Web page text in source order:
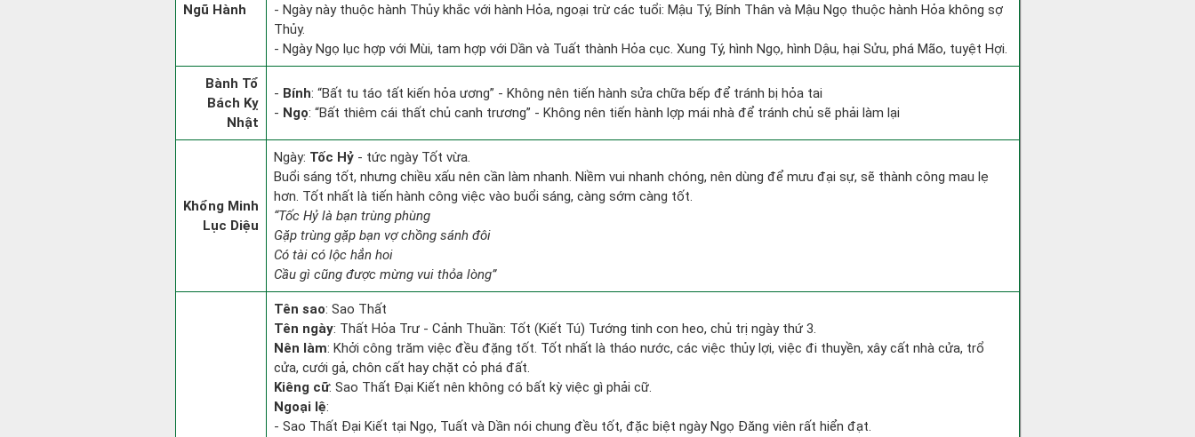
Ngũ Hành
- Ngày này thuộc hành Thủy khắc với hành Hỏa, ngoại trừ các tuổi: Mậu Tý, Bính Thân và Mậu Ngọ thuộc hành Hỏa không sợ
Thủy.
- Ngày Ngọ lục hợp với Mùi, tam hợp với Dần và Tuất thành Hỏa cục. Xung Tý, hình Ngọ, hình Dậu, hại Sửu, phá Mão, tuyệt Hợi.
Bành Tổ
Bách Kỵ
Nhật
- Bính: “Bất tu táo tất kiến hỏa ương” - Không nên tiến hành sửa chữa bếp để tránh bị hỏa tai
- Ngọ: “Bất thiêm cái thất chủ canh trương” - Không nên tiến hành lợp mái nhà để tránh chủ sẽ phải làm lại
Khổng Minh
Lục Diệu
Ngày: Tốc Hỷ - tức ngày Tốt vừa.
Buổi sáng tốt, nhưng chiều xấu nên cần làm nhanh. Niềm vui nhanh chóng, nên dùng để mưu đại sự, sẽ thành công mau lẹ
hơn. Tốt nhất là tiến hành công việc vào buổi sáng, càng sớm càng tốt.
“Tốc Hỷ là bạn trùng phùng
Gặp trùng gặp bạn vợ chồng sánh đôi
Có tài có lộc hẳn hoi
Cầu gì cũng được mừng vui thỏa lòng”
Tên sao: Sao Thất
Tên ngày: Thất Hỏa Trư - Cảnh Thuần: Tốt (Kiết Tú) Tướng tinh con heo, chủ trị ngày thứ 3.
Nên làm: Khởi công trăm việc đều đặng tốt. Tốt nhất là tháo nước, các việc thủy lợi, việc đi thuyền, xây cất nhà cửa, trổ
cửa, cưới gả, chôn cất hay chặt cỏ phá đất.
Kiêng cữ: Sao Thất Đại Kiết nên không có bất kỳ việc gì phải cữ.
Ngoại lệ:
- Sao Thất Đại Kiết tại Ngọ, Tuất và Dần nói chung đều tốt, đặc biệt ngày Ngọ Đăng viên rất hiển đạt.